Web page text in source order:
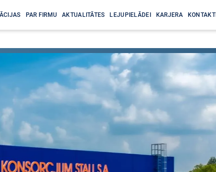
PAR FIRMU AKTUALITĀTES LEJUPIELĀDEI KARJERA KONTAKTI